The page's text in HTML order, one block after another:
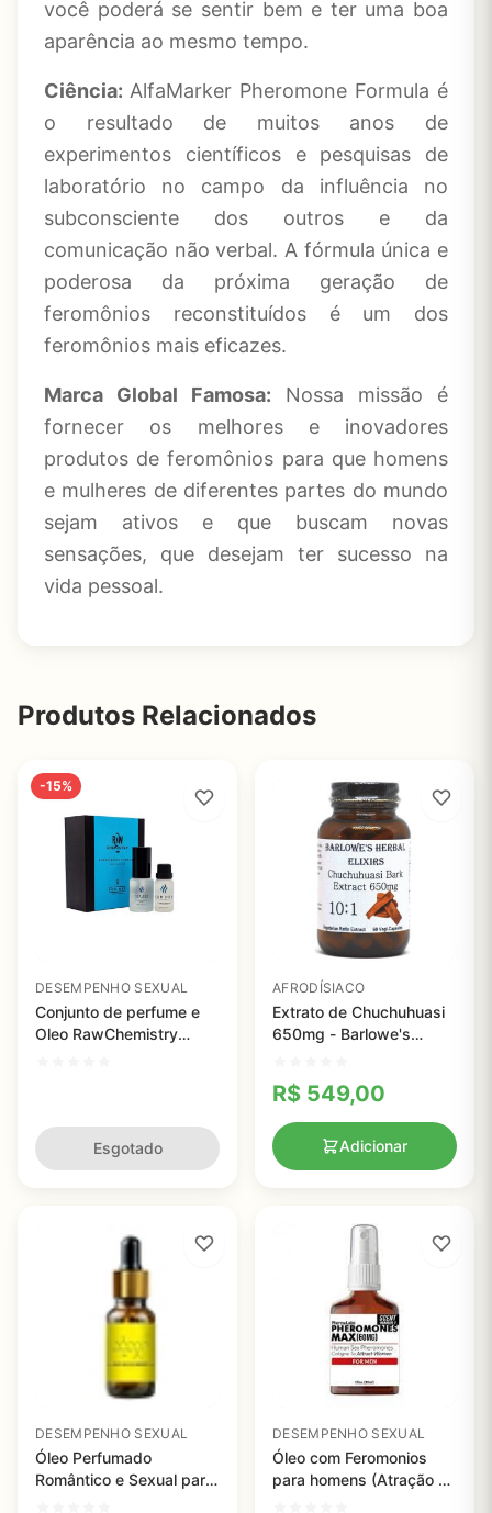
você poderá se sentir bem e ter uma boa
aparência ao mesmo tempo.
Ciência: AlfaMarker Pheromone Formula é
o resultado de muitos anos de
experimentos científicos e pesquisas de
laboratório no campo da influência no
subconsciente dos outros e da
comunicação não verbal. A fórmula única e
poderosa da próxima geração de
feromônios reconstituídos é um dos
feromônios mais eficazes.
Marca Global Famosa: Nossa missão é
fornecer os melhores e inovadores
produtos de feromônios para que homens
e mulheres de diferentes partes do mundo
sejam ativos e que buscam novas
sensações, que desejam ter sucesso na
vida pessoal.
Produtos Relacionados
-15%
DESEMPENHO SEXUAL
Conjunto de perfume e
Oleo RawChemistry
Esgotado
AFRODÍSIACO
Extrato de Chuchuhuasi
650mg - Barlowe's
R$ 549,00
Adicionar
DESEMPENHO SEXUAL
Óleo Perfumado
Romântico e Sexual para
DESEMPENHO SEXUAL
Óleo com Feromonios
para homens (Atração de